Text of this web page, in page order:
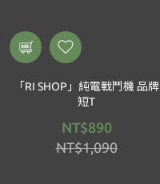
「RI SHOP」純電戰鬥機 品牌
短T
NT$890
NT$1,090